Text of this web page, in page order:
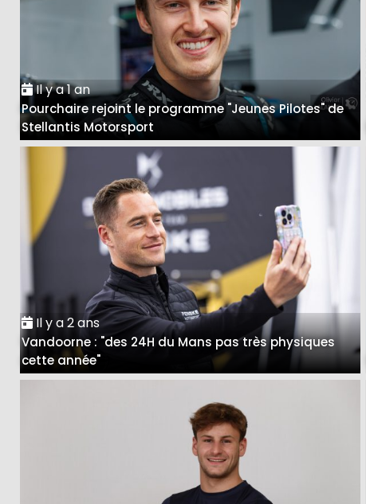
Il y a 1 an
Pourchaire rejoint le programme "Jeunes Pilotes" de
Stellantis Motorsport
Il y a 2 ans
Vandoorne : "des 24H du Mans pas très physiques
cette année"